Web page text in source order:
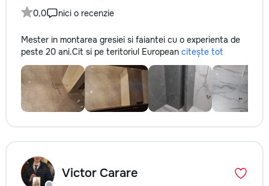
0,0
nici o recenzie
Mester in montarea gresiei si faiantei cu o experienta de
peste 20 ani.Cit si pe teritoriul European citește tot
Victor Carare